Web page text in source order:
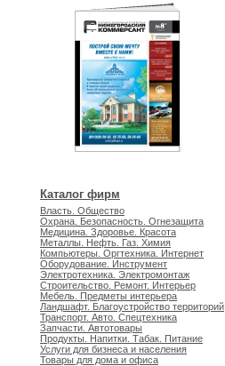
Каталог фирм
Власть. Общество
Охрана. Безопасность. Огнезащита
Медицина. Здоровье. Красота
Металлы. Нефть. Газ. Химия
Компьютеры. Оргтехника. Интернет
Оборудование. Инструмент
Электротехника. Электромонтаж
Строительство. Ремонт. Интерьер
Мебель. Предметы интерьера
Ландшафт. Благоустройство территорий
Транспорт. Авто. Спецтехника
Запчасти. Автотовары
Продукты. Напитки. Табак. Питание
Услуги для бизнеса и населения
Товары для дома и офиса